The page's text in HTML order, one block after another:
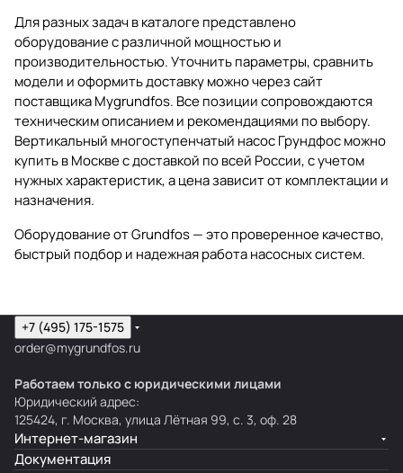
Для разных задач в каталоге представлено
оборудование с различной мощностью и
производительностью. Уточнить параметры, сравнить
модели и оформить доставку можно через сайт
поставщика Mygrundfos. Все позиции сопровождаются
техническим описанием и рекомендациями по выбору.
Вертикальный многоступенчатый насос Грундфос можно
купить в Москве с доставкой по всей России, с учетом
нужных характеристик, а цена зависит от комплектации и
назначения.
Оборудование от Grundfos — это проверенное качество,
быстрый подбор и надежная работа насосных систем.
+7 (495) 175-1575
order@mygrundfos.ru
Работаем только с юридическими лицами
Юридический адрес:
125424, г. Москва, улица Лётная 99, с. 3, оф. 28
Интернет-магазин
Документация